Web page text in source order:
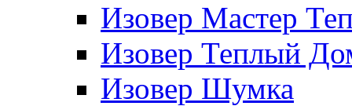
Изовер Мастер
Изовер Теплый
Изовер Шумка